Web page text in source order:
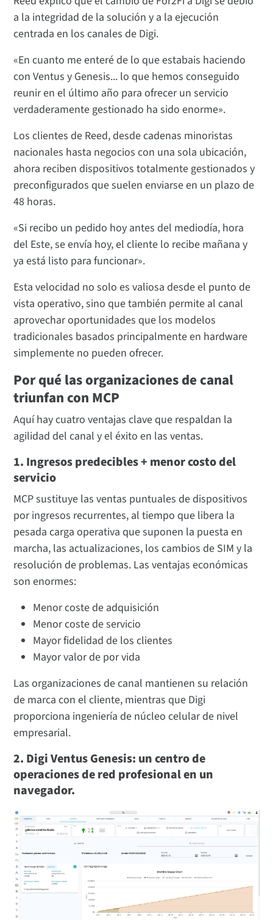
a la integridad de la solución y a la ejecución
centrada en los canales de Digi.
«En cuanto me enteré de lo que estabais haciendo
con Ventus y Genesis... lo que hemos conseguido
reunir en el último año para ofrecer un servicio
verdaderamente gestionado ha sido enorme».
Los clientes de Reed, desde cadenas minoristas
nacionales hasta negocios con una sola ubicación,
ahora reciben dispositivos totalmente gestionados y
preconfigurados que suelen enviarse en un plazo de
48 horas.
«Si recibo un pedido hoy antes del mediodía, hora
del Este, se envía hoy, el cliente lo recibe mañana y
ya está listo para funcionar».
Esta velocidad no solo es valiosa desde el punto de
vista operativo, sino que también permite al canal
aprovechar oportunidades que los modelos
tradicionales basados principalmente en hardware
simplemente no pueden ofrecer.
Por qué las organizaciones de canal
triunfan con MCP
Aquí hay cuatro ventajas clave que respaldan la
agilidad del canal y el éxito en las ventas.
1. Ingresos predecibles + menor costo del
servicio
MCP sustituye las ventas puntuales de dispositivos
por ingresos recurrentes, al tiempo que libera la
pesada carga operativa que suponen la puesta en
marcha, las actualizaciones, los cambios de SIM y la
resolución de problemas. Las ventajas económicas
son enormes:
Menor coste de adquisición
Menor coste de servicio
Mayor fidelidad de los clientes
Mayor valor de por vida
Las organizaciones de canal mantienen su relación
de marca con el cliente, mientras que Digi
proporciona ingeniería de núcleo celular de nivel
empresarial.
2. Digi Ventus Genesis: un centro de
operaciones de red profesional en un
navegador.